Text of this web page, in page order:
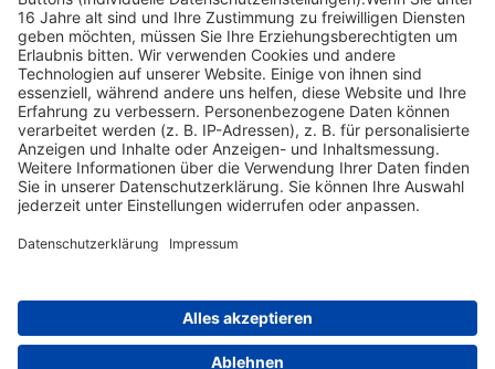
Nach oben scrollen
Find Your Way!
Categories
E-Learning News (3)
Heintges News(3)
Messen(2)
Jagd(8)
Expertentipps(1)
Tags